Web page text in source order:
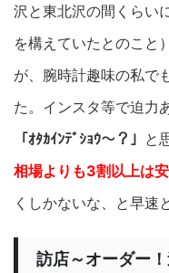
沢と東北沢の間くらい
を構えていたとのこと
が、腕時計趣味の私で
た。インスタ等で迫力
「ｵﾀｶｲﾝﾃﾞｼｮｳ～？」 と
相場よりも3割以上は
くしかないな、と早速
訪店～オーダー